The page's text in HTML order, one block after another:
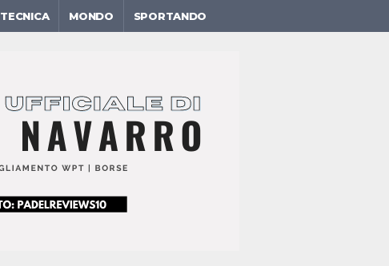
TECNICA MONDO SPORTANDO